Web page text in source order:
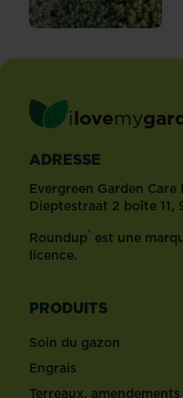
ilovemy
ADRESSE
Evergreen Garden
Dieptestraat 2 boîte 11,
Roundup® est une
licence.
PRODUITS
Soin du gazon
Engrais
Terreaux,